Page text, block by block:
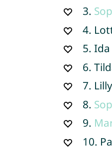
3.
4.
5.Ida
6.
7. Lilly
8.
9.
10.